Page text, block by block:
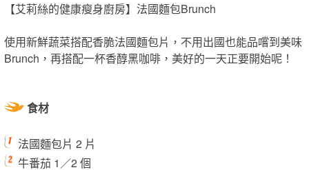
【艾莉絲的健康瘦身廚房】法國麵包Brunch
使用新鮮蔬菜搭配香脆法國麵包片，不用出國也能品嚐到美味
Brunch，再搭配一杯香醇黑咖啡，美好的一天正要開始呢！
食材
法國麵包片 2 片
牛番茄 1／2 個